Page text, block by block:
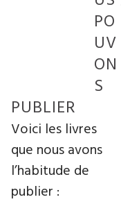
PO
UV
ON
S
PUBLIER
Voici les livres
que nous avons
l’habitude de
publier :